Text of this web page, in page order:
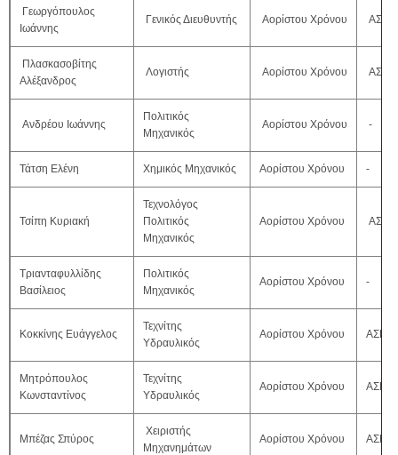
Γεωργόπουλος
Ιωάννης
Γενικός Διευθυντής Αορίστου Χρόνου ΑΣΕΠ
Πλασκασοβίτης
Αλέξανδρος
Λογιστής Αορίστου Χρόνου ΑΣΕΠ
Ανδρέου Ιωάννης
Πολιτικός
Μηχανικός
Αορίστου Χρόνου -
Τάτση Ελένη Χημικός Μηχανικός Αορίστου Χρόνου -
Τσίπη Κυριακή
Τεχνολόγος
Πολιτικός
Μηχανικός
Αορίστου Χρόνου ΑΣΕΠ
Τριανταφυλλίδης
Βασίλειος
Πολιτικός
Μηχανικός
Αορίστου Χρόνου -
Κοκκίνης Ευάγγελος
Τεχνίτης
Υδραυλικός
Αορίστου Χρόνου ΑΣΕΠ
Μητρόπουλος
Κωνσταντίνος
Τεχνίτης
Υδραυλικός
Αορίστου Χρόνου ΑΣΕΠ
Μπέζας Σπύρος
Χειριστής
Μηχανημάτων
Αορίστου Χρόνου ΑΣΕΠ